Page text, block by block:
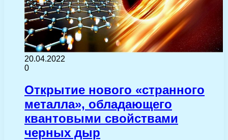
20.04.2022
0
Открытие нового «странного
металла», обладающего
квантовыми свойствами
черных дыр